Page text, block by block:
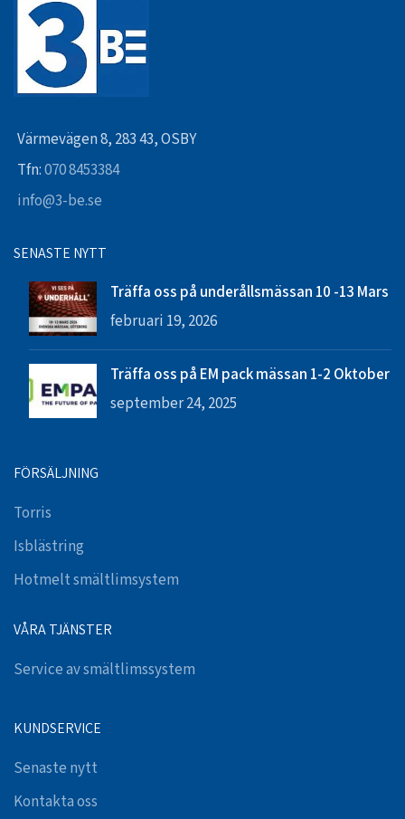
Värmevägen 8, 283 43, OSBY
Tfn:070 8453384
info@3-be.se
SENASTE NYTT
Träffa oss på underållsmässan 10 -13 Mars
februari 19, 2026
Träffa oss på EM pack mässan 1-2 Oktober
september 24, 2025
FÖRSÄLJNING
Torris
Isblästring
Hotmelt smältlimsystem
VÅRA TJÄNSTER
Service av smältlimssystem
KUNDSERVICE
Senaste nytt
Kontakta oss